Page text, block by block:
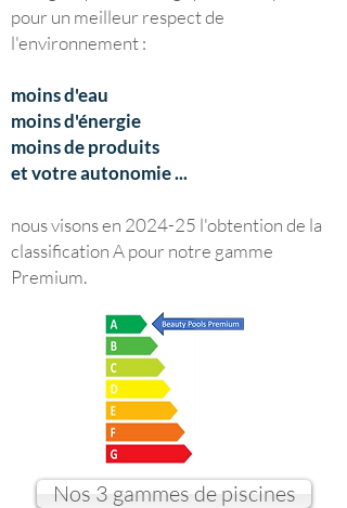
pour un meilleur respect de
l'environnement :
moins d'eau
moins d'énergie
moins de produits
et votre autonomie ...
nous visons en 2024-25 l'obtention de la
classification A pour notre gamme
Premium.
Nos 3 gammes de piscines